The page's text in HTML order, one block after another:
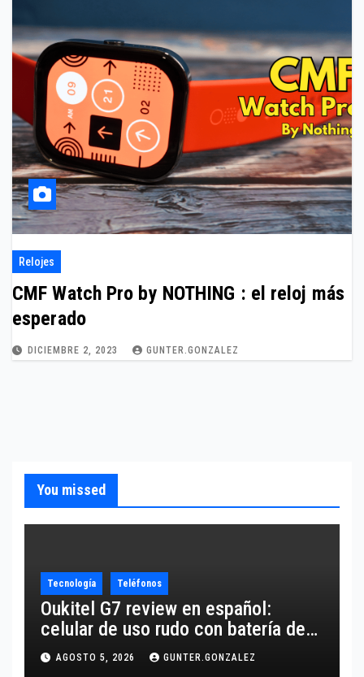
Relojes
CMF Watch Pro by NOTHING : el reloj más
esperado
DICIEMBRE 2, 2023 GUNTER.GONZALEZ
You missed
Tecnología Teléfonos
Oukitel G7 review en español:
celular de uso rudo con batería de
10,600 mAh
AGOSTO 5, 2026 GUNTER.GONZALEZ